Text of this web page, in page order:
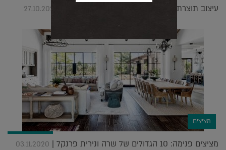
עיצוב תוצרת הארץ: מעצבת הפנים יפעת אנג'ל | 27.10.2020
מציצים
מציצים פנימה: 10 הגדולים של שרה ונירית פרנקל | 03.11.2020